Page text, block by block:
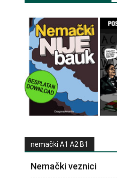
nemački A1 A2 B1
Nemački veznici